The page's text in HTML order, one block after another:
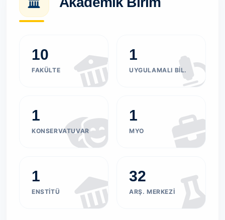
10
FAKÜLTE
1
UYGULAMALI BIL.
1
KONSERVATUVAR
1
MYO
1
ENSTITÜ
32
ARŞ. MERKEZI